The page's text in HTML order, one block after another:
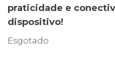
praticidade e
dispositivo!
Esgotado